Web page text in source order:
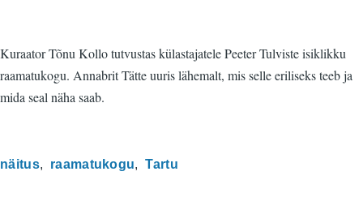
Kuraator Tõnu Kollo tutvustas külastajatele Peeter Tulviste isiklikku
raamatukogu. Annabrit Tätte uuris lähemalt, mis selle eriliseks teeb ja
mida seal näha saab.
näitus raamatukogu Tartu